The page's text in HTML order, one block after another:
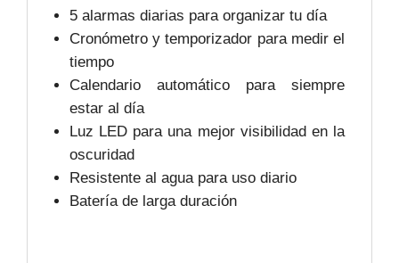
5 alarmas diarias para organizar tu día
Cronómetro y temporizador para medir el
tiempo
Calendario automático para siempre
estar al día
Luz LED para una mejor visibilidad en la
oscuridad
Resistente al agua para uso diario
Batería de larga duración